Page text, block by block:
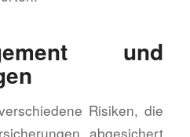
und
Risiken, die
abgesichert